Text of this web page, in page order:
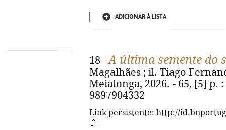
ADICIONAR À LISTA
18 -A última semente do
Magalhães ; il. Tiago
Meialonga, 2026. - 65, [5] p.
9897904332
Link persistente: http://